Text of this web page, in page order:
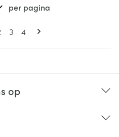
Pagina's
momenteel pagina
Pagina
3 Pagina
4
per pagina
op